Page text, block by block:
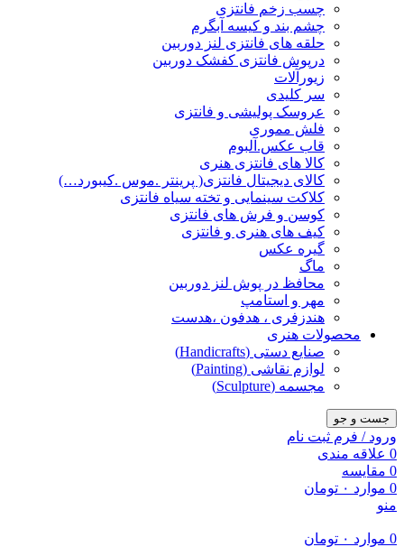
چسب زخم فانتزی
چشم بند و کیسه آبگرم
حلقه های فانتزی لنز دوربین
درپوش فانتزی کفشک دوربین
زیورآلات
سر کلیدی
عروسک پولیشی و فانتزی
فلش مموری
قاب عکس.آلبوم
کالا های فانتزی هنری
کالای دیجیتال فانتزی( پرینتر .موس .کیبورد…)
کلاکت سینمایی و تخته سیاه فانتزی
کوسن و فرش های فانتزی
کیف های هنری و فانتزی
گیره عکس
ماگ
محافظ در پوش لنز دوربین
مهر و استامپ
هندزفری ، هدفون ،هدست
محصولات هنری
صنایع دستی (Handicrafts)
لوازم نقاشی (Painting)
مجسمه (Sculpture)
جست و جو
ورود / فرم ثبت نام
0 علاقه مندی
0 مقایسه
0 موارد ۰ تومان
منو
0 موارد ۰ تومان